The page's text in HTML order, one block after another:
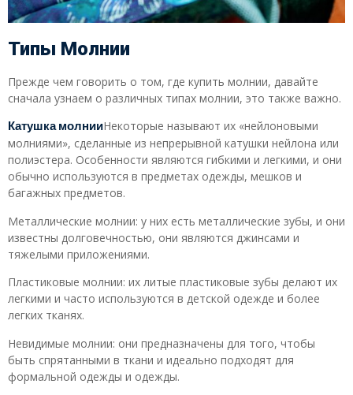
Типы Молнии
Прежде чем говорить о том, где купить молнии, давайте
сначала узнаем о различных типах молнии, это также важно.
Катушка молнииНекоторые называют их «нейлоновыми
молниями», сделанные из непрерывной катушки нейлона или
полиэстера. Особенности являются гибкими и легкими, и они
обычно используются в предметах одежды, мешков и
багажных предметов.
Металлические молнии: у них есть металлические зубы, и они
известны долговечностью, они являются джинсами и
тяжелыми приложениями.
Пластиковые молнии: их литые пластиковые зубы делают их
легкими и часто используются в детской одежде и более
легких тканях.
Невидимые молнии: они предназначены для того, чтобы
быть спрятанными в ткани и идеально подходят для
формальной одежды и одежды.